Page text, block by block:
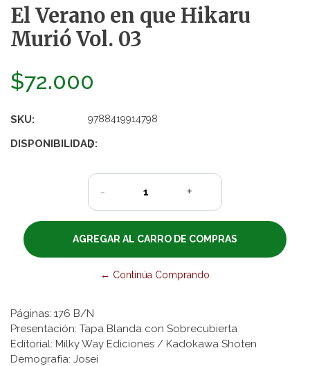
El Verano en que Hikaru
Murió Vol. 03
$72.000
SKU: 9788419914798
DISPONIBILIDAD:
3
- +
← Continúa Comprando
Páginas: 176 B/N
Presentación: Tapa Blanda con Sobrecubierta
Editorial: Milky Way Ediciones / Kadokawa Shoten
Demografía: Josei